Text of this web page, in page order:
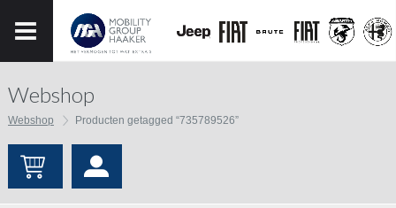
Webshop
Webshop Producten getagged “735789526”